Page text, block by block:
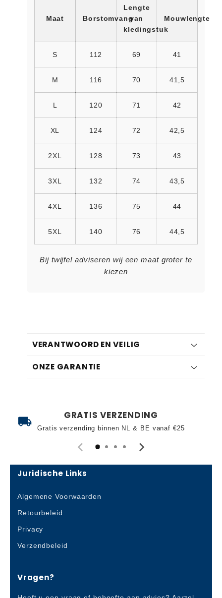
Maat Borstomvang
Lengte
van
kledingstuk
Mouwlengte
S 112 69 41
M 116 70 41,5
L 120 71 42
XL 124 72 42,5
2XL 128 73 43
3XL 132 74 43,5
4XL 136 75 44
5XL 140 76 44,5
Bij twijfel adviseren wij een maat groter te
kiezen
VERANTWOORD EN VEILIG
ONZE GARANTIE
local_shipping GRATIS VERZENDING
Gratis verzending binnen NL & BE vanaf €25
Juridische Links
Algemene Voorwaarden
Retourbeleid
Privacy
Verzendbeleid
Vragen?